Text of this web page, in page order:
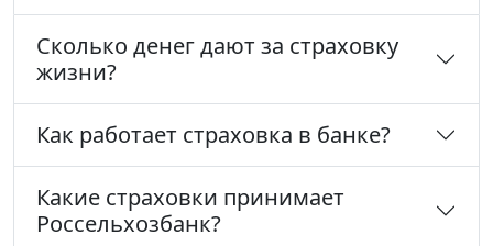
Сколько денег дают за страховку
жизни?
Как работает страховка в банке?
Какие страховки принимает
Россельхозбанк?